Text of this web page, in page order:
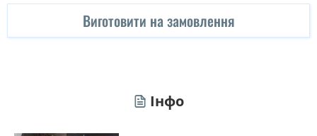
Виготовити на замовлення
Інфо